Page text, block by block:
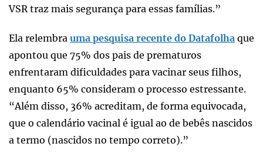
VSR traz mais segurança para essas famílias.”
Ela relembra uma pesquisa recente do Datafolha que
apontou que 75% dos pais de prematuros
enfrentaram dificuldades para vacinar seus filhos,
enquanto 65% consideram o processo estressante.
“Além disso, 36% acreditam, de forma equivocada,
que o calendário vacinal é igual ao de bebês nascidos
a termo (nascidos no tempo correto).”